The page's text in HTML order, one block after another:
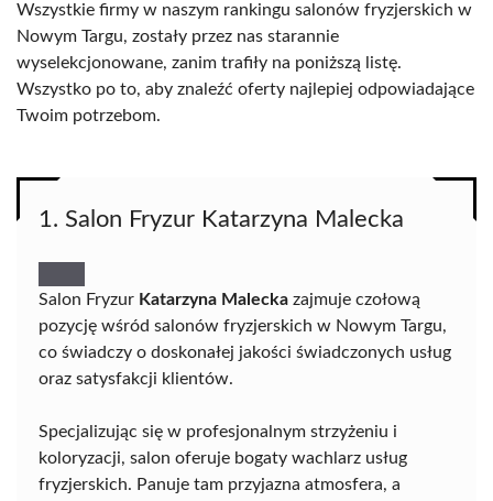
Wszystkie firmy w naszym rankingu salonów fryzjerskich w
Nowym Targu, zostały przez nas starannie
wyselekcjonowane, zanim trafiły na poniższą listę.
Wszystko po to, aby znaleźć oferty najlepiej odpowiadające
Twoim potrzebom.
1. Salon Fryzur Katarzyna Malecka
Salon Fryzur Katarzyna Malecka zajmuje czołową
pozycję wśród salonów fryzjerskich w Nowym Targu,
co świadczy o doskonałej jakości świadczonych usług
oraz satysfakcji klientów.
Specjalizując się w profesjonalnym strzyżeniu i
koloryzacji, salon oferuje bogaty wachlarz usług
fryzjerskich. Panuje tam przyjazna atmosfera, a